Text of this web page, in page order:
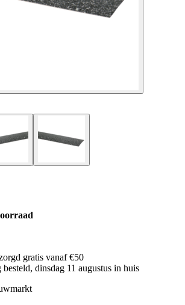
gratis vanaf €50
besteld, dinsdag 11 augustus in huis